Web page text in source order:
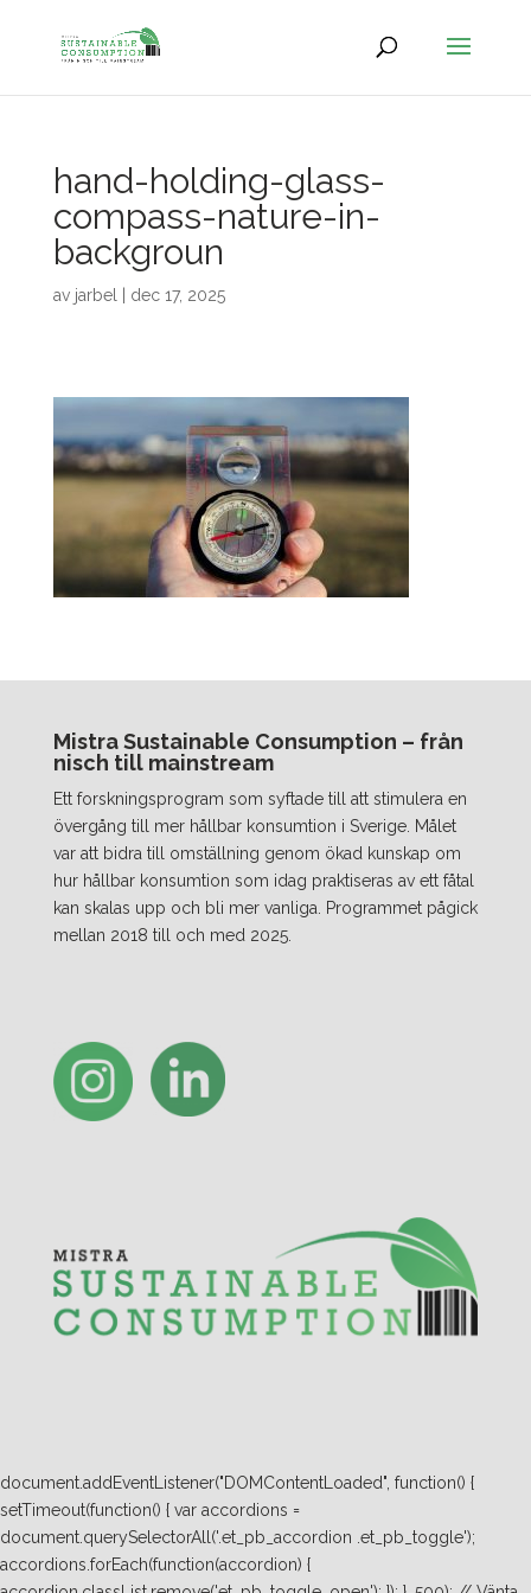
hand-holding-glass-
compass-nature-in-
backgroun
av jarbel dec 17, 2025
Mistra Sustainable Consumption – från
nisch till mainstream
Ett forskningsprogram som syftade till att stimulera en
övergång till mer hållbar konsumtion i Sverige. Målet
var att bidra till omställning genom ökad kunskap om
hur hållbar konsumtion som idag praktiseras av ett fåtal
kan skalas upp och bli mer vanliga. Programmet pågick
mellan 2018 till och med 2025.
document.addEventListener("DOMContentLoaded", function() {
setTimeout(function() { var accordions =
document.querySelectorAll('.et_pb_accordion .et_pb_toggle');
accordions.forEach(function(accordion) {